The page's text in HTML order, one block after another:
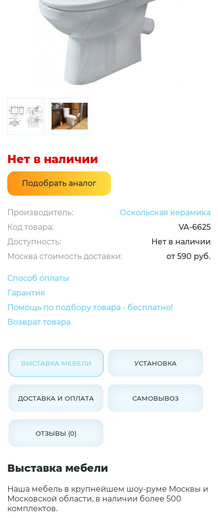
Нет в наличии
Подобрать аналог
Производитель:
Оскольская керамика
Код товара:
VA-6625
Доступность:
Нет в наличии
Москва стоимость доставки:
от 590 руб.
Способ оплаты
Гарантия
Помощь по подбору товара - бесплатно!
Возврат товара
ВЫСТАВКА МЕБЕЛИ УСТАНОВКА
ДОСТАВКА И ОПЛАТА САМОВЫВОЗ
ОТЗЫВЫ (0)
Выставка мебели
Наша мебель в крупнейшем шоу-руме Москвы и
Московской области, в наличии более 500
комплектов.